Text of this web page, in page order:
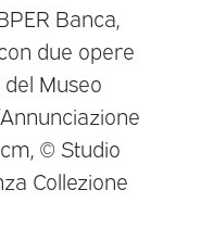
Banca,
due opere
Museo
© Studio
Collezione